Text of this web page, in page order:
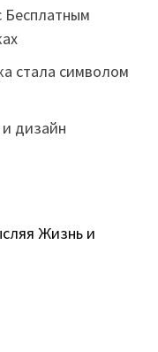
Бесплатным
стала символом
дизайн
Жизнь и